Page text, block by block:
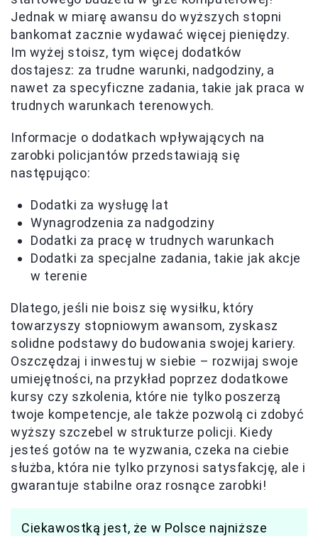
Jednak w miarę awansu do wyższych stopni
bankomat zacznie wydawać więcej pieniędzy.
Im wyżej stoisz, tym więcej dodatków
dostajesz: za trudne warunki, nadgodziny, a
nawet za specyficzne zadania, takie jak praca w
trudnych warunkach terenowych.
Informacje o dodatkach wpływających na
zarobki policjantów przedstawiają się
następująco:
Dodatki za wysługę lat
Wynagrodzenia za nadgodziny
Dodatki za pracę w trudnych warunkach
Dodatki za specjalne zadania, takie jak akcje
w terenie
Dlatego, jeśli nie boisz się wysiłku, który
towarzyszy stopniowym awansom, zyskasz
solidne podstawy do budowania swojej kariery.
Oszczędzaj i inwestuj w siebie – rozwijaj swoje
umiejętności, na przykład poprzez dodatkowe
kursy czy szkolenia, które nie tylko poszerzą
twoje kompetencje, ale także pozwolą ci zdobyć
wyższy szczebel w strukturze policji. Kiedy
jesteś gotów na te wyzwania, czeka na ciebie
służba, która nie tylko przynosi satysfakcję, ale i
gwarantuje stabilne oraz rosnące zarobki!
Ciekawostką jest, że w Polsce najniższe